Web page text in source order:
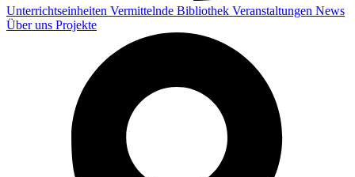
Unterrichtseinheiten Vermittelnde Bibliothek Veranstaltungen News
Über uns Projekte